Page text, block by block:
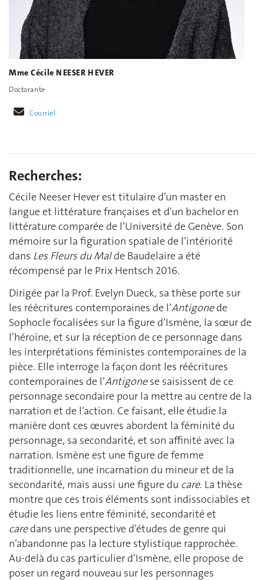
Mme Cécile NEESER HEVER
Doctorante
Courriel
Recherches:
Cécile Neeser Hever est titulaire d’un master en
langue et littérature françaises et d'un bachelor en
littérature comparée de l’Université de Genève. Son
mémoire sur la figuration spatiale de l’intériorité
dans Les Fleurs du Malde Baudelaire a été
récompensé par le Prix Hentsch 2016.
Dirigée par la Prof. Evelyn Dueck, sa thèse porte sur
les réécritures contemporaines de l’Antigonede
Sophocle focalisées sur la figure d’Ismène, la sœur de
l’héroïne, et sur la réception de ce personnage dans
les interprétations féministes contemporaines de la
pièce. Elle interroge la façon dont les réécritures
contemporaines de l’Antigonese saisissent de ce
personnage secondaire pour la mettre au centre de la
narration et de l’action. Ce faisant, elle étudie la
manière dont ces œuvres abordent la féminité du
personnage, sa secondarité, et son affinité avec la
narration. Ismène est une figure de femme
traditionnelle, une incarnation du mineur et de la
secondarité, mais aussi une figure du care. La thèse
montre que ces trois éléments sont indissociables et
étudie les liens entre féminité, secondarité et
caredans une perspective d’études de genre qui
n’abandonne pas la lecture stylistique rapprochée.
Au-delà du cas particulier d’Ismène, elle propose de
poser un regard nouveau sur les personnages